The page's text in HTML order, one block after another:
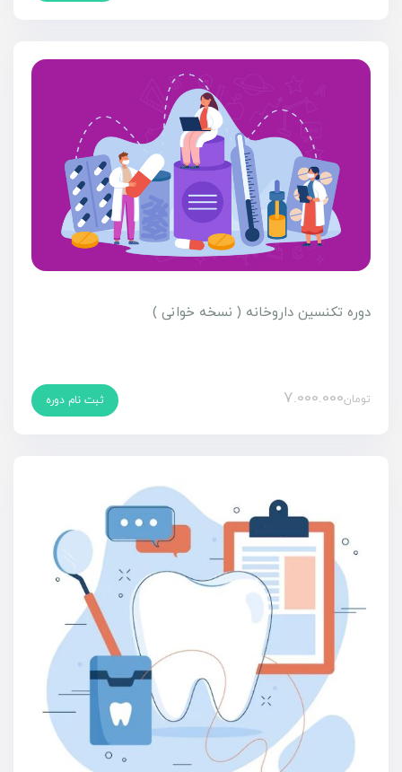
دوره تکنسین داروخانه ( نسخه خوانی )
ثبت نام دوره تومان7.000.000